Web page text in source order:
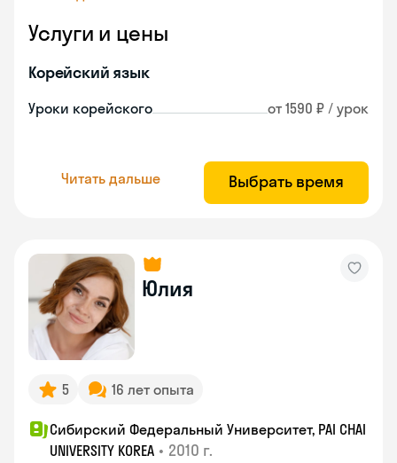
Услуги и цены
Корейский язык
Уроки корейского от 1590 ₽ / урок
Читать дальше Выбрать время
Юлия
5 16 лет опыта
Сибирский Федеральный Университет, PAI CHAI
UNIVERSITY KOREA • 2010 г.